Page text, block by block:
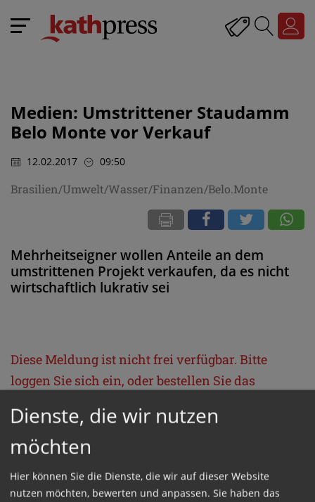
Medien: Umstrittener Staudamm
Belo Monte vor Verkauf
12.02.2017 09:50
Brasilien/Umwelt/Wasser/Finanzen/Belo.Monte
Mehrheitseigner wollen Anteile an dem
umstrittenen Projekt verkaufen, da es nicht
wirtschaftlich lukrativ sei
Diese Meldung ist nicht frei verfügbar. Bitte
loggen Sie sich ein, oder bestellen Sie das
GESCHÜTZTER BEREICH
Bitte melden Sie sich mit Ihrem Benutzernamen
Dienste, die wir nutzen
möchten
Hier können Sie die Dienste, die wir auf dieser Website
nutzen möchten, bewerten und anpassen. Sie haben das